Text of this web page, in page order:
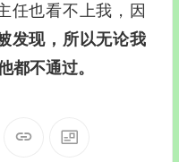
任也看不上我，因
发现，所以无论我
都不通过。